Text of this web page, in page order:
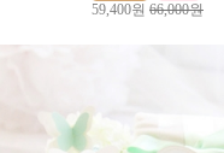
59,400원 66,000원